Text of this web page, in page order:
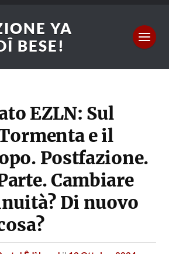
YA
BESE!
EZLN: Sul
e il
Postfazione.
Cambiare
Di nuovo